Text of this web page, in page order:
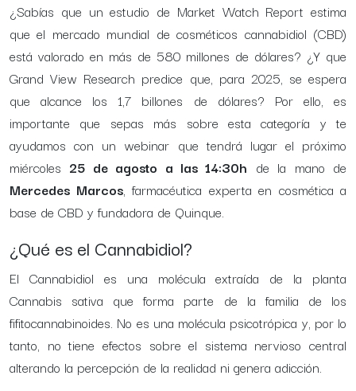
¿Sabías que un estudio de Market Watch Report estima
que el mercado mundial de cosméticos cannabidiol (CBD)
está valorado en más de 580 millones de dólares? ¿Y que
Grand View Research predice que, para 2025, se espera
que alcance los 1,7 billones de dólares? Por ello, es
importante que sepas más sobre esta categoría y te
ayudamos con un webinar que tendrá lugar el próximo
miércoles 25 de agosto a las 14:30h de la mano de
Mercedes Marcos, farmacéutica experta en cosmética a
base de CBD y fundadora de Quinque.
¿Qué es el Cannabidiol?
El Cannabidiol es una molécula extraída de la planta
Cannabis sativa que forma parte de la familia de los
fifitocannabinoides. No es una molécula psicotrópica y, por lo
tanto, no tiene efectos sobre el sistema nervioso central
alterando la percepción de la realidad ni genera adicción.